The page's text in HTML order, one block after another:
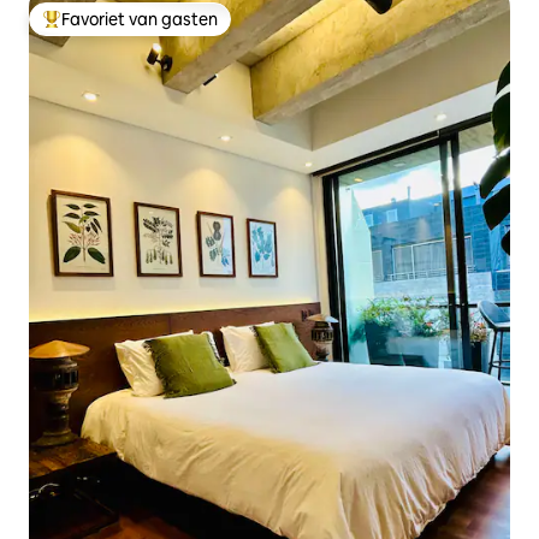
Topfavoriet van gasten
Favoriet van gasten